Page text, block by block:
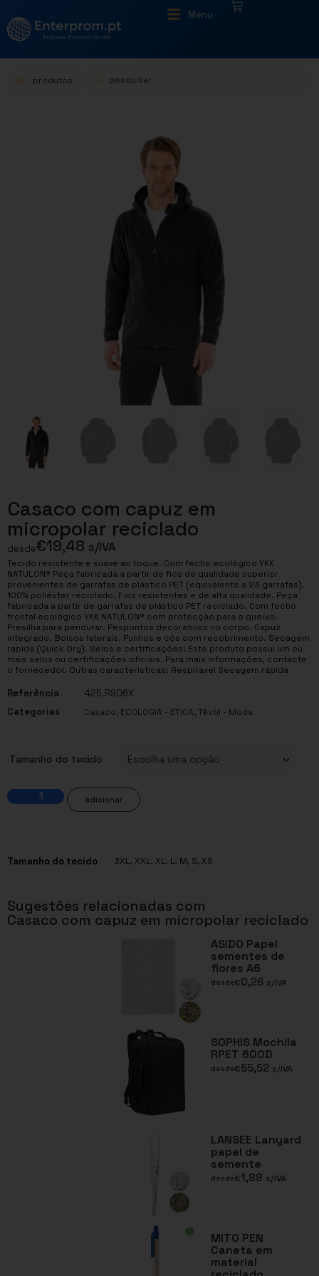
Menu
produtos
Casaco com capuz em
micropolar reciclado
desde€19,48 s/IVA
Tecido resistente e suave ao toque. Com fecho ecológico YKK
NATULON® Peça fabricada a partir de fios de qualidade superior
provenientes de garrafas de plástico PET (equivalente a 23 garrafas).
100% poliéster reciclado. Fios resistentes e de alta qualidade. Peça
fabricada a partir de garrafas de plástico PET reciclado. Com fecho
frontal ecológico YKK NATULON® com protecção para o queixo.
Presilha para pendurar. Pespontos decorativos no corpo. Capuz
integrado. Bolsos laterais. Punhos e cós com recobrimento. Secagem
rápida (Quick Dry). Selos e certificações: Este produto possui um ou
mais selos ou certificações oficiais. Para mais informações, contacte
o fornecedor. Outras características: Respirável Secagem rápida
Referência
425.R906X
Categorias
Casaco, ECOLOGIA - ÉTICA,Têxtil - Moda
Tamanho do tecido
adicionar
Tamanho do tecido 3XL, XXL, XL, L, M, S, XS
Sugestões relacionadas com
Casaco com capuz em micropolar reciclado
ASIDO Papel
sementes de
flores A6
desde€0,26 s/IVA
SOPHIS Mochila
RPET 600D
desde€55,52 s/IVA
LANSEE Lanyard
papel de
semente
desde€1,88 s/IVA
MITO PEN
Caneta em
material